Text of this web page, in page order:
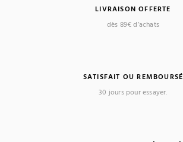
LIVRAISON OFFERTE
dès 89€ d’achats
SATISFAIT OU REMBOURSÉ
30 jours pour essayer.